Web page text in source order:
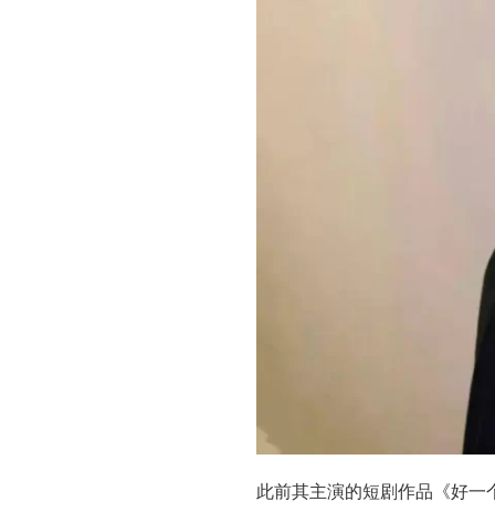
此前其主演的短剧作品《好